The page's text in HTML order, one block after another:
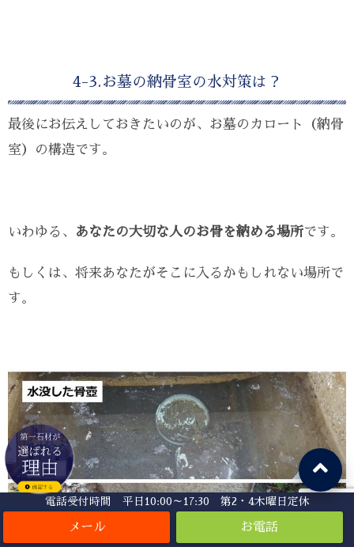
電話受付時間 平日10:00～17:30 第2・4木曜日定休
4-3.お墓の納骨室の水対策は？
最後にお伝えしておきたいのが、お墓のカロート（納骨
室）の構造です。
いわゆる、 あなたの大切な人のお骨を納める場所です。
もしくは、将来あなたがそこに入るかもしれない場所で
す。